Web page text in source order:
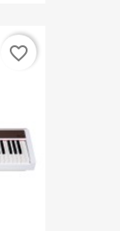
favorite_border